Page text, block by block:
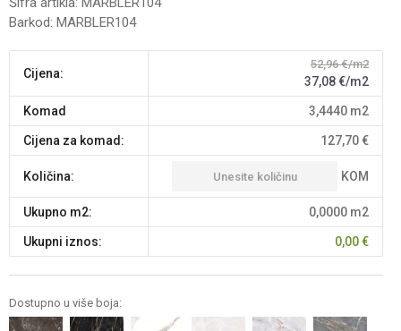
Barkod: MARBLER104
Cijena:
52,96 €/m2
37,08€/m2
komad 3,4440 m2
Cijena za komad: 127,70€
Količina: KOM
Ukupno m2: 0,0000 m2
Ukupni iznos: 0,00€
Dostupno u više boja: